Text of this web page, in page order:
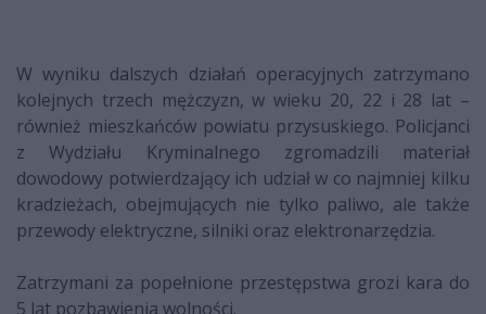
W wyniku dalszych działań operacyjnych zatrzymano
kolejnych trzech mężczyzn, w wieku 20, 22 i 28 lat –
również mieszkańców powiatu przysuskiego. Policjanci
z Wydziału Kryminalnego zgromadzili materiał
dowodowy potwierdzający ich udział w co najmniej kilku
kradzieżach, obejmujących nie tylko paliwo, ale także
przewody elektryczne, silniki oraz elektronarzędzia.
Zatrzymani za popełnione przestępstwa grozi kara do
5 lat pozbawienia wolności.